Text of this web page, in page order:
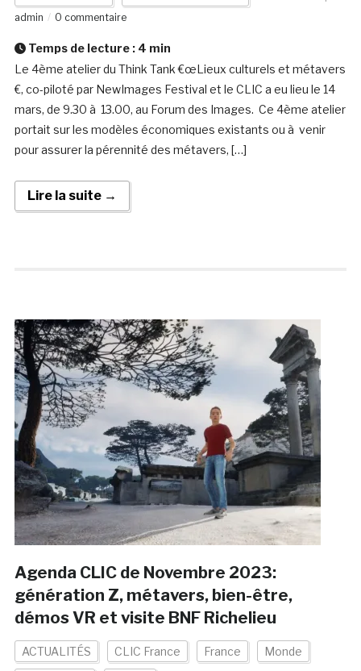
admin
0 commentaire
Temps de lecture : 4 min
Le 4ème atelier du Think Tank €œLieux culturels et métavers
€, co-piloté par NewImages Festival et le CLIC a eu lieu le 14
mars, de 9.30 à 13.00, au Forum des Images. Ce 4ème atelier
portait sur les modèles économiques existants ou à venir
pour assurer la pérennité des métavers, […]
Lire la suite →
Agenda CLIC de Novembre 2023:
génération Z, métavers, bien-être,
démos VR et visite BNF Richelieu
ACTUALITÉS CLIC France France Monde